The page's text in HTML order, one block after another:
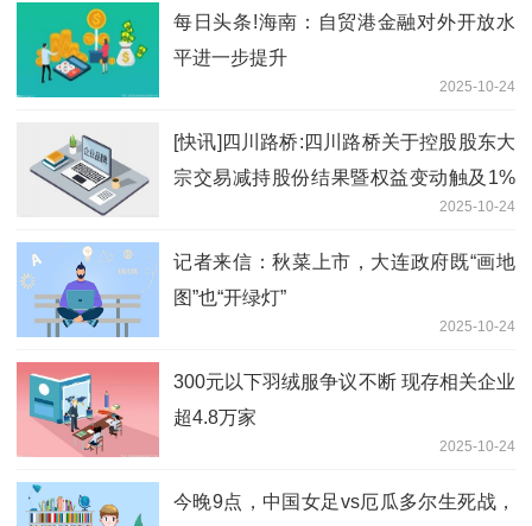
每日头条!海南：自贸港金融对外开放水
平进一步提升
2025-10-24
[快讯]四川路桥:四川路桥关于控股股东大
宗交易减持股份结果暨权益变动触及1%
2025-10-24
记者来信：秋菜上市，大连政府既“画地
图”也“开绿灯”
2025-10-24
300元以下羽绒服争议不断 现存相关企业
超4.8万家
2025-10-24
今晚9点，中国女足vs厄瓜多尔生死战，